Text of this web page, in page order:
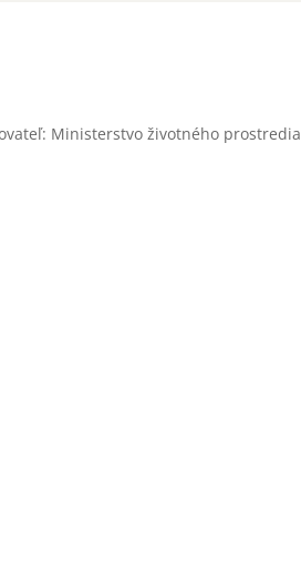
Ministerstvo životného prostredia